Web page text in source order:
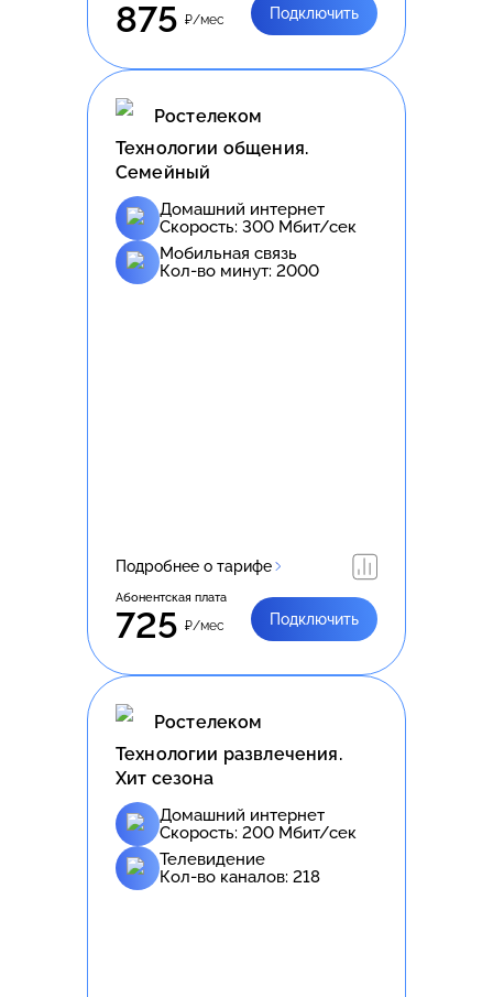
875 ₽/мес Подключить
Ростелеком
Технологии общения.
Семейный
Домашний интернет
Скорость: 300 Мбит/сек
Мобильная связь
Кол-во минут: 2000
Подробнее о тарифе
Абонентская плата
725 ₽/мес Подключить
Ростелеком
Технологии развлечения.
Хит сезона
Домашний интернет
Скорость: 200 Мбит/сек
Телевидение
Кол-во каналов: 218